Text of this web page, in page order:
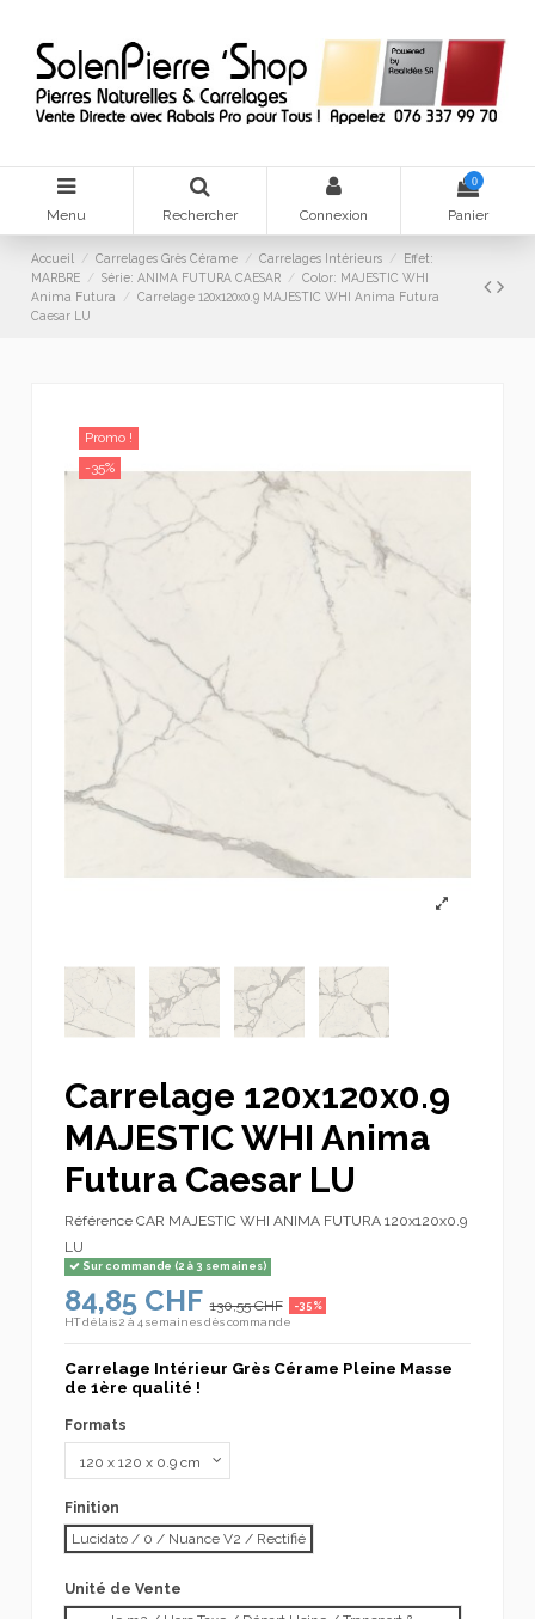
Menu Rechercher Connexion
0
Panier
Accueil Carrelages Grès Cérame Carrelages Intérieurs
Effet:
MARBRE
Série: ANIMA FUTURA CAESAR
Color: MAJESTIC WHI
Anima Futura
Carrelage 120x120x0.9 MAJESTIC WHI Anima Futura
Caesar LU
Promo !
-35%
Carrelage 120x120x0.9
MAJESTIC WHI Anima
Futura Caesar LU
Référence CAR MAJESTIC WHI ANIMA FUTURA 120x120x0.9
LU
Sur commande (2 à 3 semaines)
84,85 CHF 130,55 CHF -35%
HTdélais 2 à 4 semaines dès commande
Carrelage Intérieur Grès Cérame Pleine Masse
de 1ère qualité !
Formats
Finition
Lucidato / 0 / Nuance V2 / Rectifié
Unité de Vente